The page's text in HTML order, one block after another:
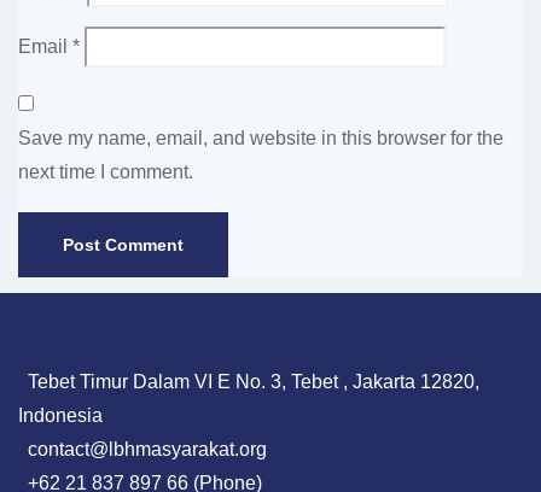
Email *
Save my name, email, and website in this browser for the
next time I comment.
Tebet Timur Dalam VI E No. 3, Tebet , Jakarta 12820,
Indonesia
contact@lbhmasyarakat.org
+62 21 837 897 66 (Phone)